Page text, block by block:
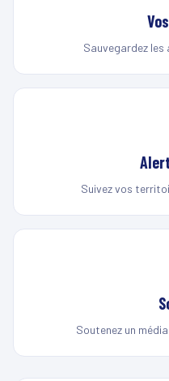
Sauvegardez
Suivez vos
Soutenez un